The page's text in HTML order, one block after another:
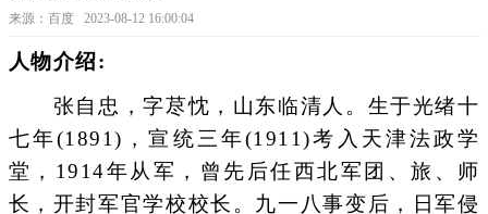
来源：百度 2023-08-12 16:00:04
人物介绍:
张自忠，字荩忱，山东临清人。生于光绪十
七年(1891)，宣统三年(1911)考入天津法政学
堂，1914年从军，曾先后任西北军团、旅、师
长，开封军官学校校长。九一八事变后，日军侵